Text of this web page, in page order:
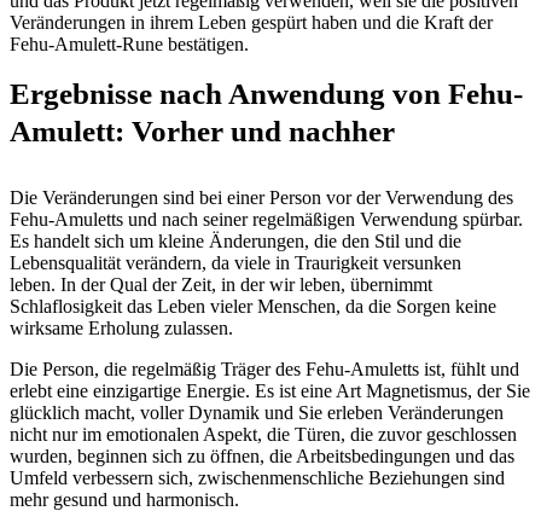
Veränderungen in ihrem Leben gespürt haben und die Kraft der
Fehu-Amulett-Rune bestätigen.
Ergebnisse nach Anwendung von Fehu-
Amulett: Vorher und nachher
Die Veränderungen sind bei einer Person vor der Verwendung des
Fehu-Amuletts und nach seiner regelmäßigen Verwendung spürbar.
Es handelt sich um kleine Änderungen, die den Stil und die
Lebensqualität verändern, da viele in Traurigkeit versunken
leben. In der Qual der Zeit, in der wir leben, übernimmt
Schlaflosigkeit das Leben vieler Menschen, da die Sorgen keine
wirksame Erholung zulassen.
Die Person, die regelmäßig Träger des Fehu-Amuletts ist, fühlt und
erlebt eine einzigartige Energie. Es ist eine Art Magnetismus, der Sie
glücklich macht, voller Dynamik und Sie erleben Veränderungen
nicht nur im emotionalen Aspekt, die Türen, die zuvor geschlossen
wurden, beginnen sich zu öffnen, die Arbeitsbedingungen und das
Umfeld verbessern sich, zwischenmenschliche Beziehungen sind
mehr gesund und harmonisch.